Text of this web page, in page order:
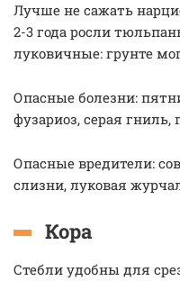
Лучше не сажать
2-3 года росли
луковичные: грунте
Опасные болезни:
фузариоз, серая гниль,
Опасные вредители:
слизни, луковая
Кора
Стебли удобны для